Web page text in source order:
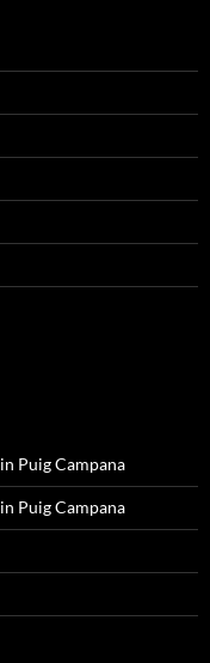
Puig Campana
Puig Campana